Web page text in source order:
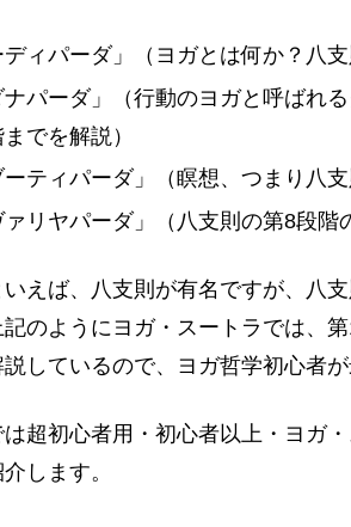
ィパーダ」（ヨガとは何か？八
パーダ」（行動のヨガと呼ばれ
でを解説）
ティパーダ」（瞑想、つまり八
リヤパーダ」（八支則の第8段階
えば、八支則が有名ですが、八
のようにヨガ・スートラでは、
しているので、ヨガ哲学初心者
超初心者用・初心者以上・ヨガ
します。